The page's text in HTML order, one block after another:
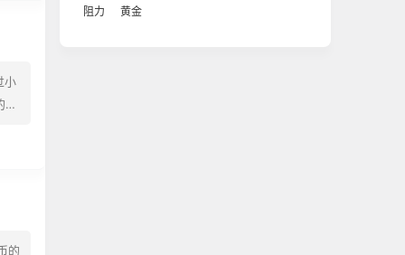
小
一
的
阻力 黄金